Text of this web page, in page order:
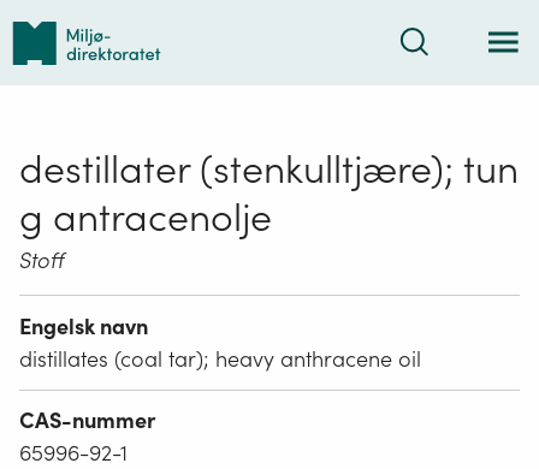
Tilbake
forsiden
Søk
destillater (stenkulltjære); tun
g antracenolje
Stoff
Engelsk navn
distillates (coal tar); heavy anthracene oil
CAS-nummer
65996-92-1